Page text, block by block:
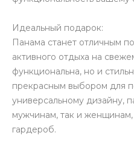
Идеальный подарок:
Панама станет отличным
активного отдыха на
функциональна, но и
прекрасным выбором для
универсальному дизайну,
мужчинам, так и
гардероб.